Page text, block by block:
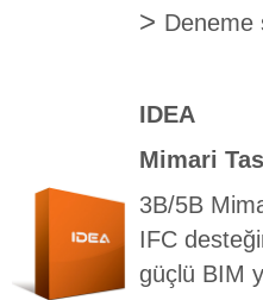
> Deneme
IDEA
Mimari
3B/5B
IFC
güçlü BIM